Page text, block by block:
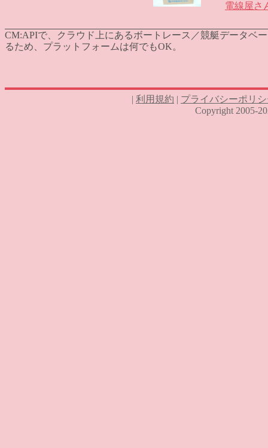
電線屋さ
CM:APIで、クラウド上にあるボートレース／競艇データベ
るため、プラットフォームは何でもOK。
| 利用規約 | プライバシーポリ
Copyright 2005-